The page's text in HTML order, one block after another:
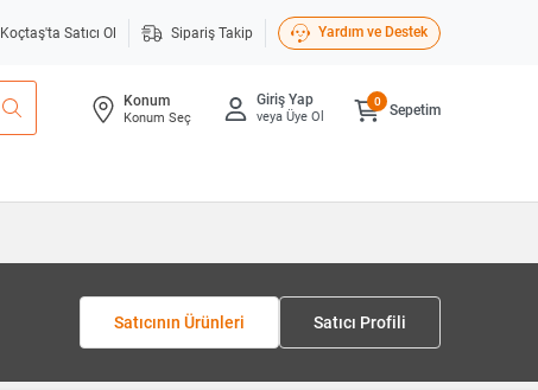
Koçtaş'ta Satıcı Ol Sipariş Takip Yardım ve Destek
Konum
Konum Seç
Giriş Yap
veya Üye Ol Sepetim
0
Satıcının Ürünleri Satıcı Profili